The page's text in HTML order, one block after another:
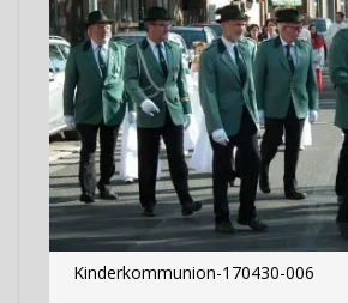
Kinderkommunion-170430-006